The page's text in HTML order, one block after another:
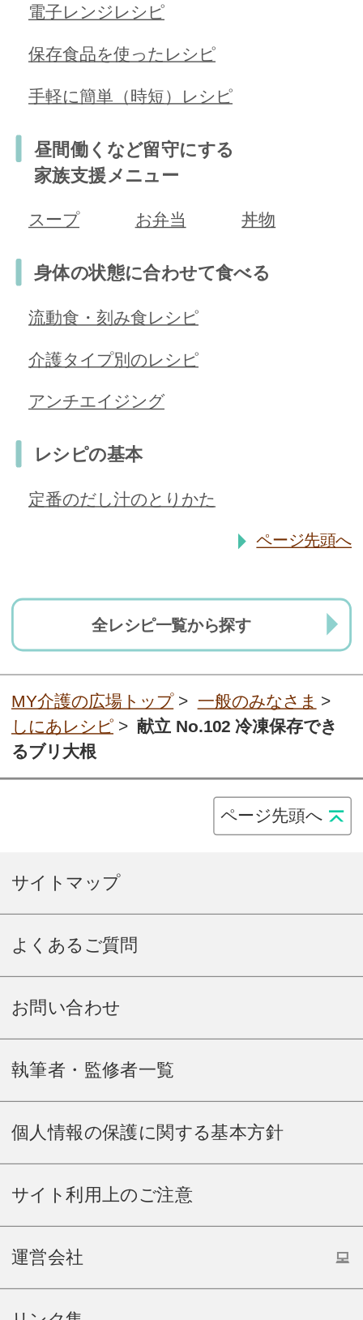
電子レンジレシピ
保存食品を使ったレシピ
手軽に簡単（時短）レシピ
昼間働くなど留守にする
家族支援メニュー
スープ お弁当 丼物
身体の状態に合わせて食べる
流動食・刻み食レシピ
介護タイプ別のレシピ
アンチエイジング
レシピの基本
定番のだし汁のとりかた
ページ先頭へ
全レシピ一覧から探す
MY介護の広場トップ> 一般のみなさま >
しにあレシピ >献立 No.102 冷凍保存でき
るブリ大根
ページ先頭へ
サイトマップ
よくあるご質問
お問い合わせ
執筆者・監修者一覧
個人情報の保護に関する基本方針
サイト利用上のご注意
運営会社